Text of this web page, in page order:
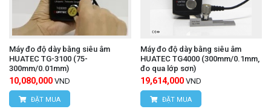
các vật liệu dạng tấm, màng.
mũi đo và đe. Vật liệu này chống gỉ sét, chống
mài mòn và tăng độ bền, đặc biệt hữu ích trong
môi trường sản xuất.
Máy đo độ dày bằng siêu âm
HUATEC TG-3100 (75-
300mm/0.01mm)
10,080,000 VND
ĐẶT MUA
Máy đo độ dày bằng siêu âm
HUATEC TG4000 (300mm/0.1mm,
đo qua lớp sơn)
19,614,000 VND
ĐẶT MUA